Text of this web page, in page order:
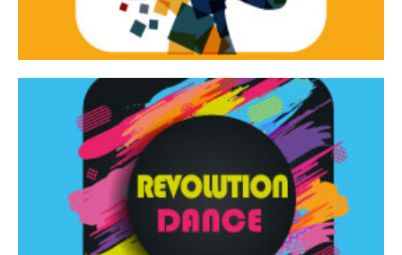
Revolution Dance
Rassegna di danza contemporanea – I Edizione